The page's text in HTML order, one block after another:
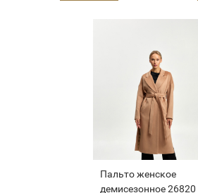
Пальто женское
демисезонное 26820